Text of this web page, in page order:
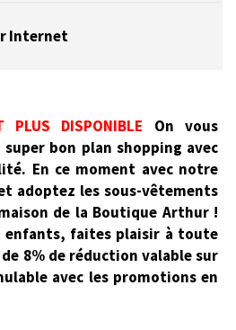
Internet
PLUS DISPONIBLE
On vous
bon plan shopping avec
En ce moment avec notre
adoptez les sous-vêtements
de la Boutique Arthur !
enfants, faites plaisir à toute
8% de réduction valable sur
avec les promotions en